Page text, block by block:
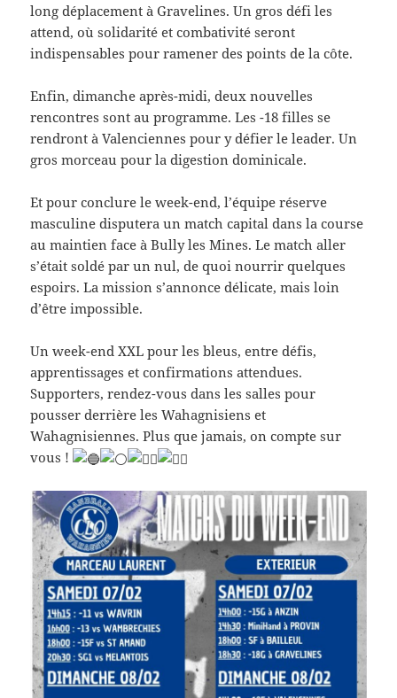
long déplacement à Gravelines. Un gros défi les
attend, où solidarité et combativité seront
indispensables pour ramener des points de la côte.
Enfin, dimanche après-midi, deux nouvelles
rencontres sont au programme. Les -18 filles se
rendront à Valenciennes pour y défier le leader. Un
gros morceau pour la digestion dominicale.
Et pour conclure le week-end, l’équipe réserve
masculine disputera un match capital dans la course
au maintien face à Bully les Mines. Le match aller
s’était soldé par un nul, de quoi nourrir quelques
espoirs. La mission s’annonce délicate, mais loin
d’être impossible.
Un week-end XXL pour les bleus, entre défis,
apprentissages et confirmations attendues.
Supporters, rendez-vous dans les salles pour
pousser derrière les Wahagnisiens et
Wahagnisiennes. Plus que jamais, on compte sur
vous !